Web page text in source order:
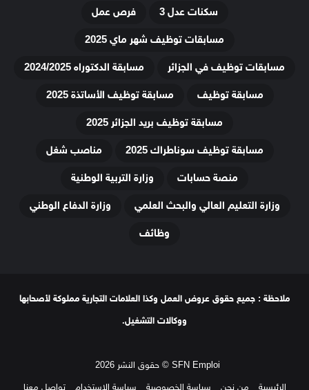
سكنات عدل 3
فرص عمل
مسابقات توظيف شهر ماي 2025
مسابقات توظيف في الجزائر
مسابقة الدكتوراه 2024/2025
مسابقة توظيف
مسابقة توظيف الأساتذة 2025
مسابقة توظيف بريد الجزائر 2025
مسابقة توظيف سوناطراك 2025
مناصب شغل
منصة حسابات
وزارة التربية الوطنية
وزارة التعليم العالي والبحث العلمي
وزارة الدفاع الوطني
وظائف
ملاحظة : جميع حقوق عروض العمل وكذا العلامات التجارية مملوكة لأصحابها
ووكالات التشغيل.
SFN Emploi © حقوق النشر 2026
الرئيسية
من نحن سياسة الخصوصية سياسة الإستخدام تواصل معنا